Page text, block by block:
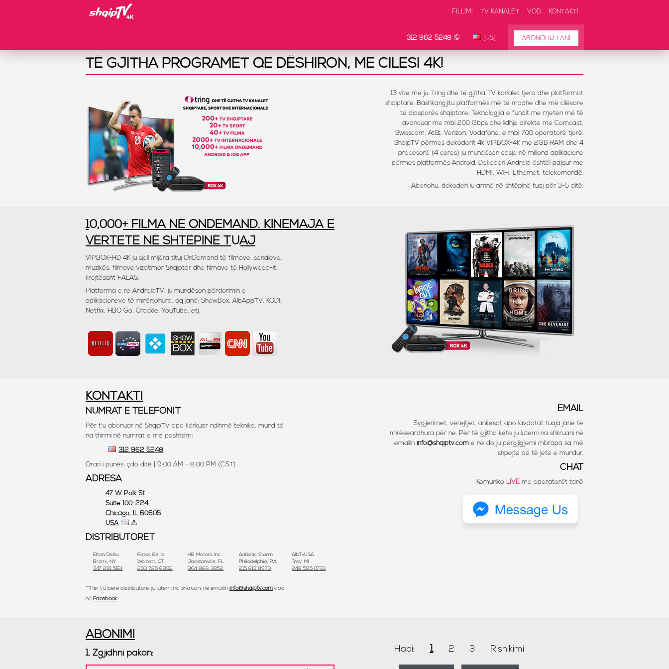
[US]
312 962 5248
FILLIMI TV KANALET VOD KONTAKTI
ABONOHU TANI
TË GJITHA PROGRAMET QË DËSHIRON, ME CILËSI 4K!
13 vite me ju. Tring dhe të gjitha TV kanalet tjera dhe platformat
shqiptare. Bashkangjitu platformës më të madhe dhe më cilësore
të diasporës shqiptare. Teknologjia e fundit me rrjetën më të
avancuar me mbi 200 Gbps dhe lidhje direkte me Comcast,
Swisscom, At&t, Verizon, Vodafone, e mbi 700 operatorë tjerë.
ShqipTV përmes dekoderit 4k VIPBOX-4K me 2GB RAM dhe 4
procesorë (4 cores) ju mundëson casje në miliona aplikacione
përmes platformës Android. Dekoderi Android ështëi pajisur me
HDMI, WiFi, Ethernet, telekomandë.
Abonohu, dekoderi iu arrinë në shtëpinë tuaj për 3-5 ditë.
10,000+ FILMA NË ONDEMAND. KINEMAJA E
VËRTETË NË SHTËPINË TUAJ
VIPBOX-HD 4K ju sjell mijëra tituj OnDemand të filmave, serialeve,
muzikës, filmave vizatimor Shqiptar dhe filmave të Hollywood-it,
krejtësisht FALAS.
Platforma e re AndroidTV, ju mundëson përdorimin e
aplikacioneve të mirënjohura, siq janë: ShowBox, AlbAppTV, KODI,
Netflix, HBO Go, Crackle, YouTube, etj.
KONTAKTI
NUMRAT E TELEFONIT
Për t'u abonuar në ShqipTV apo kërkuar ndihmë teknike, mund të
na thirrni në numrat e më poshtëm:
312 962 5248
Orari i punës: çdo ditë | 9:00 AM - 8:00 PM (CST)
ADRESA
47 W Polk St
Suite 100-224
Chicago, IL 60605
USA
DISTRIBUTORËT
Elton Delliu
Bronx, NY
347 281 5161
Fatos Bella
Wolcott, CT
203 725 6932
HB Motors Inc
Jacksonville, FL
904 866 3852
Adriatic Storm
Philadelphia, PA
215 613 8970
AlbTvUSA
Troy, MI
248 585 0733
***Për t'u bërë distributorë, ju lutemi na shkruani në emailin info@shqiptv.com apo
në Facebook.
EMAIL
Sygjerimet, vërejtjet, ankesat apo lavdatat tuaja jane të
mirëseardhura për ne. Për të gjitha këto ju lutemi na shkruani në
emailin info@shqiptv.com e ne do ju përgjigjemi mbrapa sa më
shpejtë që të jetë e mundur.
CHAT
Komuniko LIVE me operatorët tanë
ABONIMI
1. Zgjidhni pakon: Hapi: 1 2 3 Rishikimi